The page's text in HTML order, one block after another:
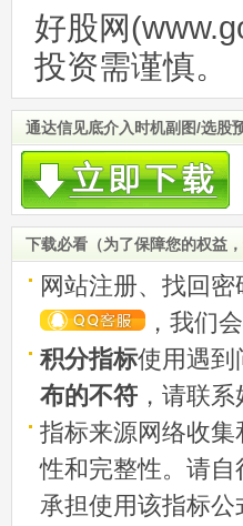
好股网
投资需谨慎。
通达信见底介入时机副图/选股
下载必看（为了保障您的权益
网站注册、找回
，我们
积分指标使用遇到
布的不符 ，请联
指标来源网络收
性和完整性。请
承担使用该指标